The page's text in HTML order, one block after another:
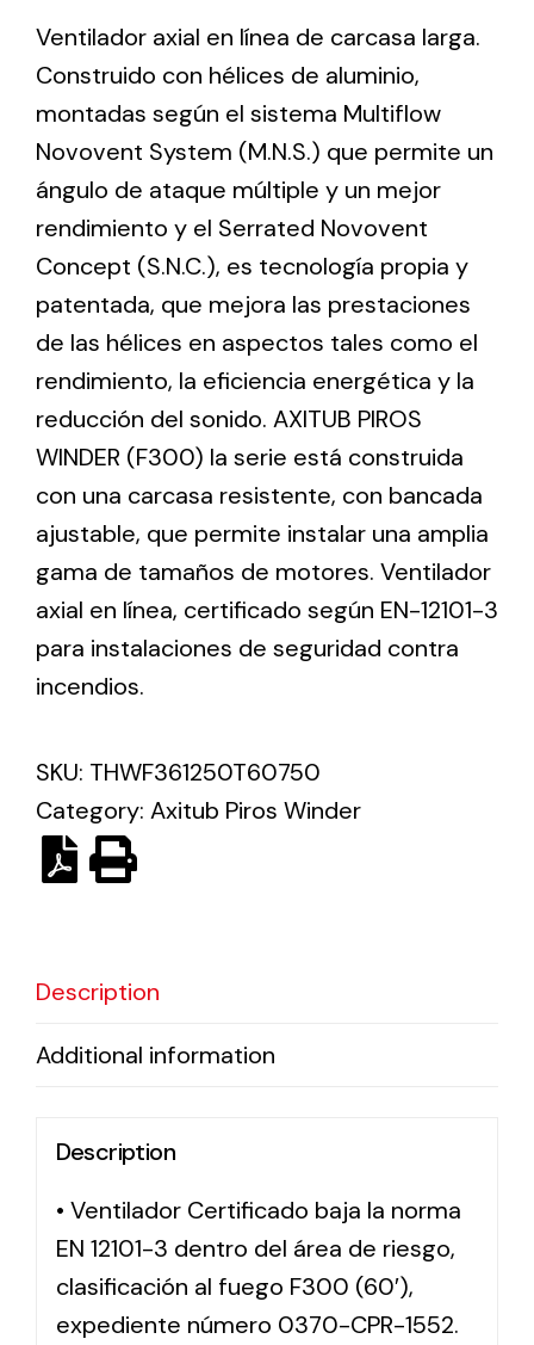
Ventilation
The incorporation of Novovent into the group
meant a greater offer of ventilation products for
Iluminación Solar
Variedad de soluciones solares para todo tipo
Solar lighting
Variety of solar solutions for all kinds of needs.
Ventilador axial en línea de carcasa larga.
Construido con hélices de aluminio,
montadas según el sistema Multiflow
Novovent System (M.N.S.) que permite un
ángulo de ataque múltiple y un mejor
rendimiento y el Serrated Novovent
Concept (S.N.C.), es tecnología propia y
patentada, que mejora las prestaciones
de las hélices en aspectos tales como el
rendimiento, la eficiencia energética y la
reducción del sonido. AXITUB PIROS
WINDER (F300) la serie está construida
con una carcasa resistente, con bancada
ajustable, que permite instalar una amplia
gama de tamaños de motores. Ventilador
axial en línea, certificado según EN-12101-3
para instalaciones de seguridad contra
incendios.
SKU: THWF361250T60750
Category: Axitub Piros Winder
Description
Additional information
Description
• Ventilador Certificado baja la norma
EN 12101-3 dentro del área de riesgo,
clasificación al fuego F300 (60′),
expediente número 0370-CPR-1552.